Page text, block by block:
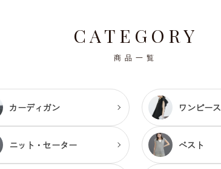
CATEGORY
商品一覧
カーディガン ワンピース
ニット・セーター ベスト